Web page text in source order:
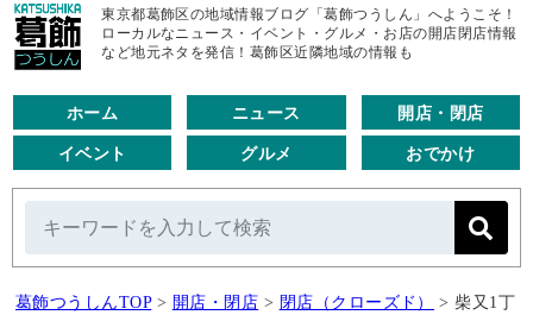
東京都葛飾区の地域情報ブログ「葛飾つうしん」へようこそ！
ローカルなニュース・イベント・グルメ・お店の開店閉店情報
など地元ネタを発信！葛飾区近隣地域の情報も
ホーム ニュース 開店・閉店
イベント グルメ おでかけ
葛飾つうしんTOP > 開店・閉店 > 閉店（クローズド） > 柴又1丁